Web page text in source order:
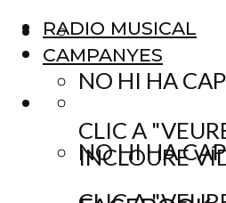
NO HI HA
CLIC A
INCLOURE
RADIO MUSICAL
CAMPANYES
NO HI HA